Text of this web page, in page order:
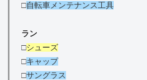
□自転車メンテナンス工具
ラン
□シューズ
□キャップ
□サングラス